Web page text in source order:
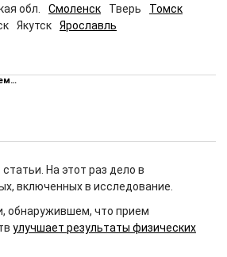
обл. Смоленск Тверь
Томск
Якутск Ярославль
На этот раз дело в
включенных в исследование.
обнаружившем, что прием
улучшает результаты физических